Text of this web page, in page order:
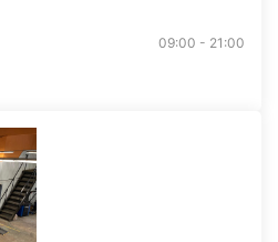
09:00 - 21:00